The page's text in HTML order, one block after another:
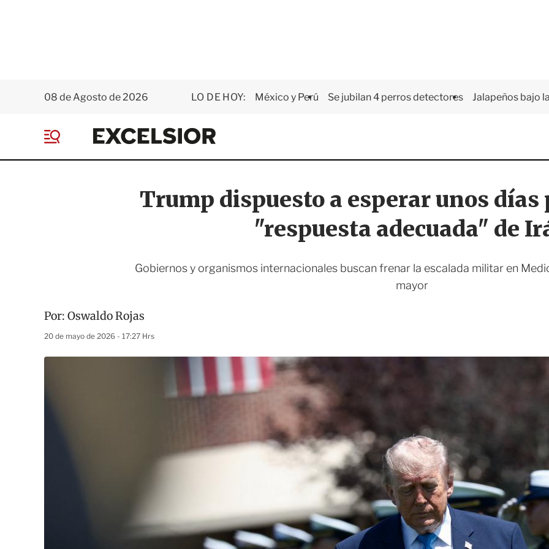
08 de Agosto de 2026 LO DE HOY: México y Perú Se jubilan 4 perros detectores Jalapeños bajo
E
x
e
e
Trump dispuesto a esperar unos días
"respuesta adecuada" de
Gobiernos y organismos internacionales buscan frenar la escalada militar en
mayor
Por: Oswaldo Rojas
20 de mayo de 2026 - 17:27 Hrs